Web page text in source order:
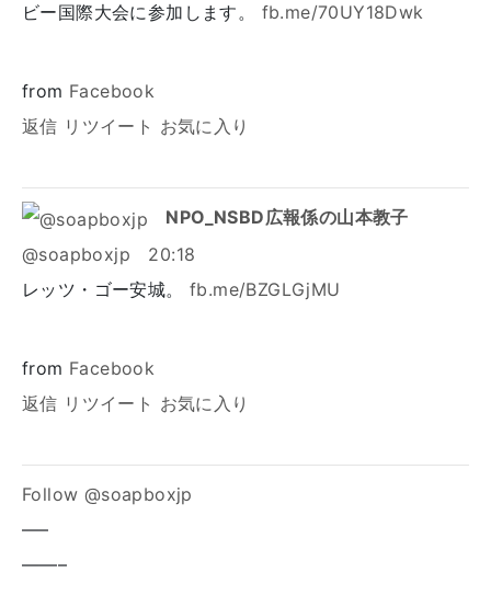
ビー国際大会に参加します。 fb.me/70UY18Dwk
from Facebook
返信 リツイート お気に入り
NPO_NSBD広報係の山本教子
@soapboxjp
20:18
レッツ・ゴー安城。 fb.me/BZGLGjMU
from Facebook
返信 リツイート お気に入り
Follow @soapboxjp
—–
——–